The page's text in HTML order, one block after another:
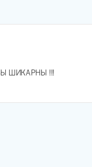
ШИКАРНЫ !!!